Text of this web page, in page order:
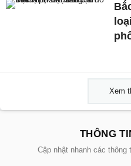
Xem
THÔNG
Cập nhật nhanh các